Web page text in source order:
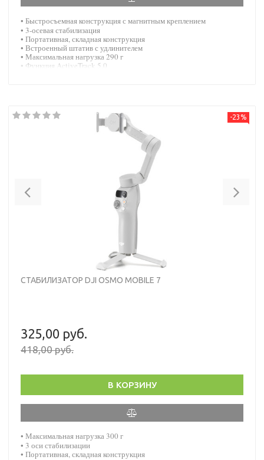
• Быстросъемная конструкция с магнитным креплением
• 3-осевая стабилизация
• Портативная, складная конструкция
• Встроенный штатив с удлинителем
• Максимальная нагрузка 290 г
• Функция ActiveTrack 5.0
-23%
СТАБИЛИЗАТОР DJI OSMO MOBILE 7
325,00 руб.
418,00 руб.
В КОРЗИНУ
• Максимальная нагрузка 300 г
• 3 оси стабилизации
• Портативная, складная конструкция